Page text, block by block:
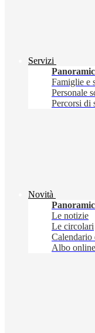
Servizi
Famiglie e
Personale
Percorsi di
Novità
Le notizie
Le circolari
Calendario
Albo online